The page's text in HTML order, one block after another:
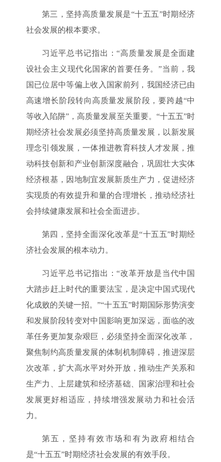
第三，坚持高质量发展是“十五五”时期经济
社会发展的根本要求。
习近平总书记指出：“高质量发展是全面建
设社会主义现代化国家的首要任务。”当前，我
国已位居中等偏上收入国家前列，我国经济已由
高速增长阶段转向高质量发展阶段，要跨越“中
等收入陷阱”，高质量发展至关重要。“十五五”时
期经济社会发展必须坚持高质量发展，以新发展
理念引领发展，一体推进教育科技人才发展，推
动科技创新和产业创新深度融合，巩固壮大实体
经济根基，因地制宜发展新质生产力，促进经济
实现质的有效提升和量的合理增长，推动经济社
会持续健康发展和社会全面进步。
第四，坚持全面深化改革是“十五五”时期经
济社会发展的根本动力。
习近平总书记指出：“改革开放是当代中国
大踏步赶上时代的重要法宝，是决定中国式现代
化成败的关键一招。”“十五五”时期国际形势演变
和发展阶段转变对中国影响更加深远，面临的改
革任务更加复杂艰巨，必须坚持全面深化改革，
聚焦制约高质量发展的体制机制障碍，推进深层
次改革，扩大高水平对外开放，推动生产关系和
生产力、上层建筑和经济基础、国家治理和社会
发展更好相适应，持续增强发展动力和社会活
力。
第五，坚持有效市场和有为政府相结合
是“十五五”时期经济社会发展的有效手段。